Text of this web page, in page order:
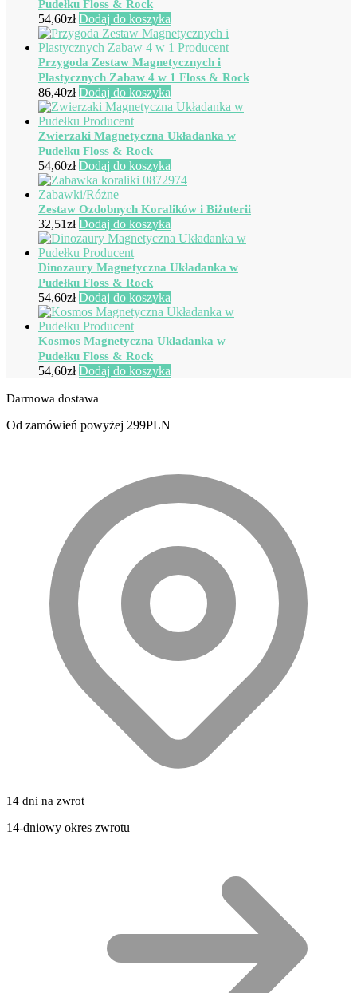
Pudełku Floss & Rock
54,60zł Dodaj do koszyka
Przygoda Zestaw Magnetycznych i
Plastycznych Zabaw 4 w 1 Floss & Rock
86,40zł Dodaj do koszyka
Zwierzaki Magnetyczna Układanka w
Pudełku Floss & Rock
54,60zł Dodaj do koszyka
Zestaw Ozdobnych Koralików i Biżuterii
32,51zł Dodaj do koszyka
Dinozaury Magnetyczna Układanka w
Pudełku Floss & Rock
54,60zł Dodaj do koszyka
Kosmos Magnetyczna Układanka w
Pudełku Floss & Rock
54,60zł Dodaj do koszyka
Darmowa dostawa
Od zamówień powyżej 299PLN
14 dni na zwrot
14-dniowy okres zwrotu